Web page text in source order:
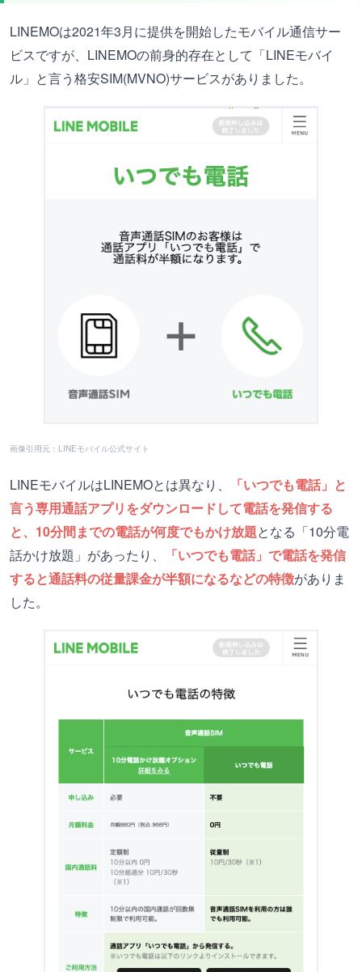
LINEMOは2021年3月に提供を開始したモバイル通信サー
ビスですが、LINEMOの前身的存在として「LINEモバイ
ル」と言う格安SIM(MVNO)サービスがありました。
画像引用元：LINEモバイル公式サイト
LINEモバイルはLINEMOとは異なり、
「いつでも電話」と
言う専用通話アプリをダウンロードして電話を発信する
と、10分間までの電話が何度でもかけ放題となる「10分電
話かけ放題」があったり、
「いつでも電話」で電話を発信
すると通話料の従量課金が半額になるなどの特徴がありま
した。